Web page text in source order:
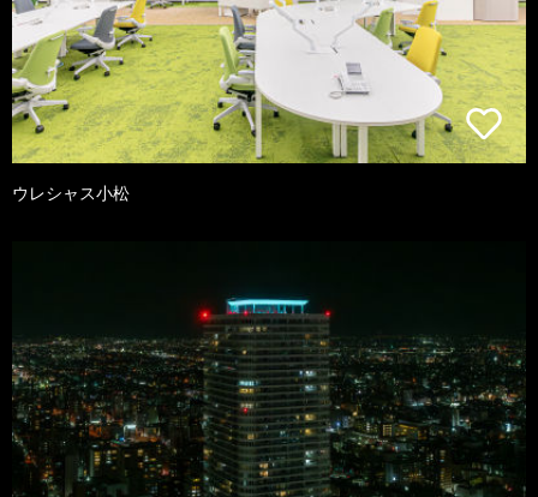
ウレシャス小松